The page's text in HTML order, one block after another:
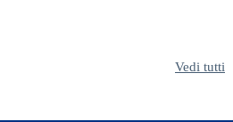
Vedi tutti